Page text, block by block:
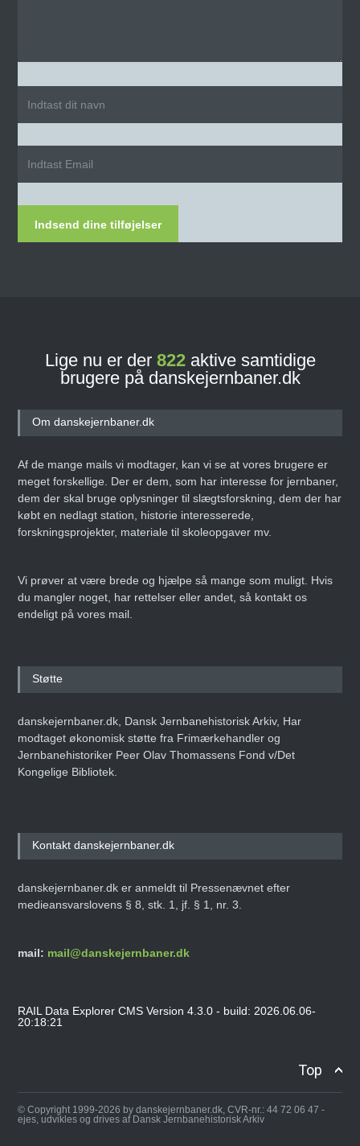
Indsend dine tilføjelser
Lige nu er der 822aktive samtidige
brugere på danskejernbaner.dk
Om danskejernbaner.dk
Af de mange mails vi modtager, kan vi se at vores brugere er
meget forskellige. Der er dem, som har interesse for jernbaner,
dem der skal bruge oplysninger til slægtsforskning, dem der har
købt en nedlagt station, historie interesserede,
forskningsprojekter, materiale til skoleopgaver mv.
Vi prøver at være brede og hjælpe så mange som muligt. Hvis
du mangler noget, har rettelser eller andet, så kontakt os
endeligt på vores mail.
Støtte
danskejernbaner.dk, Dansk Jernbanehistorisk Arkiv, Har
modtaget økonomisk støtte fra Frimærkehandler og
Jernbanehistoriker Peer Olav Thomassens Fond v/Det
Kongelige Bibliotek.
Kontakt danskejernbaner.dk
danskejernbaner.dk er anmeldt til Pressenævnet efter
medieansvarslovens § 8, stk. 1, jf. § 1, nr. 3.
mail: mail@danskejernbaner.dk
RAIL Data Explorer CMS Version 4.3.0 - build: 2026.06.06-
20:18:21
Top
© Copyright 1999-2026 by danskejernbaner.dk, CVR-nr.: 44 72 06 47 -
ejes, udvikles og drives af Dansk Jernbanehistorisk Arkiv